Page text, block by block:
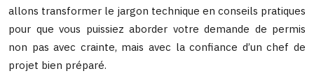
allons transformer le jargon technique en conseils pratiques
pour que vous puissiez aborder votre demande de permis
non pas avec crainte, mais avec la confiance d’un chef de
projet bien préparé.